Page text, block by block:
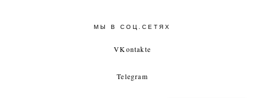
МЫ В СОЦ.СЕТЯХ
VKontakte
Telegram